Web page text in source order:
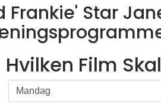
Frankie' Star
Hvilken Film